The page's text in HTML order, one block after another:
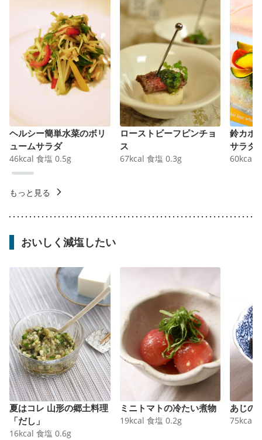
ヘルシー簡単水菜のボリ
ュームサラダ
46kcal 食塩 0.5g
ローストビーフピンチョ
ス
67kcal 食塩 0.3g
鈴カボ
サラダ
60kcal
もっと見る
おいしく減塩したい
夏はコレ 山形の郷土料理
「だし」
16kcal 食塩 0.6g
ミニトマトの冷たい煮物
19kcal 食塩 0.2g
あじの
75kcal